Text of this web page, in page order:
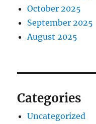
October 2025
September 2025
August 2025
Categories
Uncategorized